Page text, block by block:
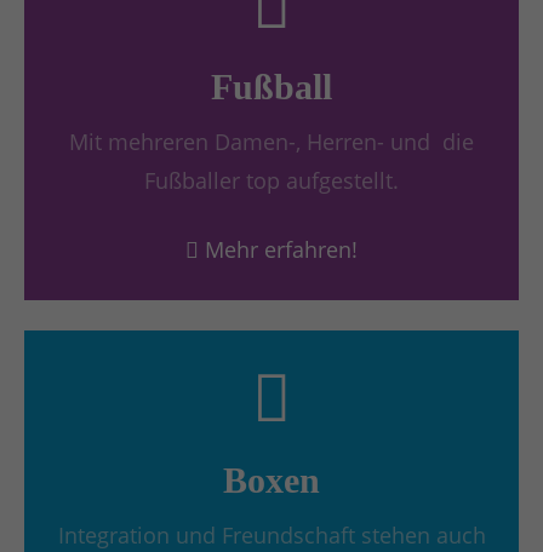
Fußball
Mit mehreren Damen-, Herren- und die
Fußballer top aufgestellt.
Mehr erfahren!
Boxen
Integration und Freundschaft stehen auch